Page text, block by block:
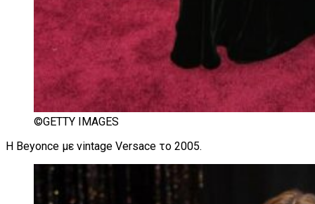
©GETTY IMAGES
H Beyonce με vintage Versace το 2005.